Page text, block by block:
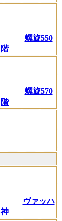
螺旋550
階
螺旋570
階
ヴァッハ
神